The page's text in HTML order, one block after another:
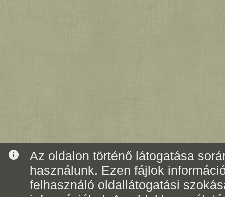
info
Az oldalon történő látogatása
használunk. Ezen fájlok
felhasználó oldallátogatási